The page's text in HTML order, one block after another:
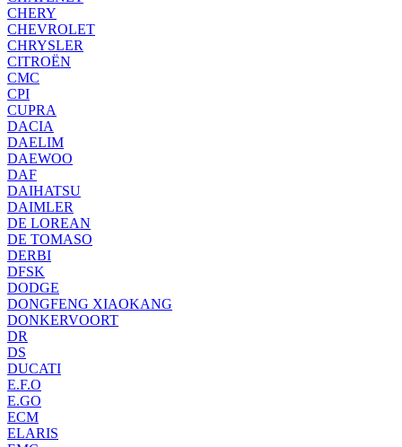
CHERY
CHEVROLET
CHRYSLER
CITROËN
CMC
CPI
CUPRA
DACIA
DAELIM
DAEWOO
DAF
DAIHATSU
DAIMLER
DE LOREAN
DE TOMASO
DERBI
DFSK
DODGE
DONGFENG XIAOKANG
DONKERVOORT
DR
DS
DUCATI
E.F.O
E.GO
ECM
ELARIS